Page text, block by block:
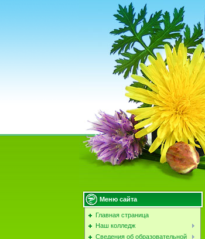
Меню сайта
Главная страница
Наш колледж
Сведения об образовательной